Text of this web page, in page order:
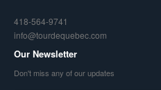
418-564-9741
info@tourdequebec.com
Our Newsletter
Don't miss any of our updates